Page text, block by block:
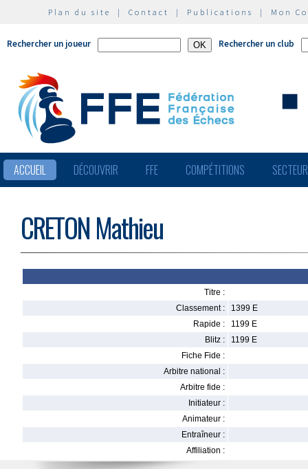
Plan du site | Contact | Publications | Mon
Rechercher un joueur Rechercher un club
ACCUEIL DÉCOUVRIR FFE COMPÉTITIONS
CRETON Mathieu
Titre :
Classement :
1399 E
Rapide :
1199 E
Blitz :
1199 E
Fiche Fide :
Arbitre national :
Arbitre fide :
Initiateur :
Animateur :
Entraîneur :
Affiliation :